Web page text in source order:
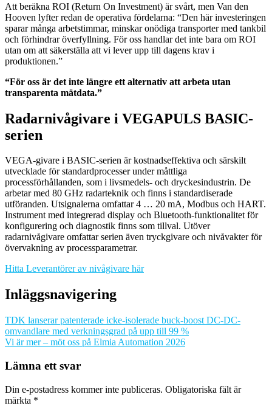
Att beräkna ROI (Return On Investment) är svårt, men Van den
Hooven lyfter redan de operativa fördelarna: “Den här investeringen
sparar många arbetstimmar, minskar onödiga transporter med tankbil
och förhindrar överfyllning. För oss handlar det inte bara om ROI
utan om att säkerställa att vi lever upp till dagens krav i
produktionen.”
“För oss är det inte längre ett alternativ att arbeta utan
transparenta mätdata.”
Radarnivågivare i VEGAPULS BASIC-
serien
VEGA-givare i BASIC-serien är kostnadseffektiva och särskilt
utvecklade för standardprocesser under måttliga
processförhållanden, som i livsmedels- och dryckesindustrin. De
arbetar med 80 GHz radarteknik och finns i standardiserade
utföranden. Utsignalerna omfattar 4 … 20 mA, Modbus och HART.
Instrument med integrerad display och Bluetooth-funktionalitet för
konfigurering och diagnostik finns som tillval. Utöver
radarnivågivare omfattar serien även tryckgivare och nivåvakter för
övervakning av processparametrar.
Hitta Leverantörer av nivågivare här
Inläggsnavigering
TDK lanserar patenterade icke-isolerade buck-boost DC-DC-
omvandlare med verkningsgrad på upp till 99 %
Vi är mer – möt oss på Elmia Automation 2026
Lämna ett svar
Din e-postadress kommer inte publiceras. Obligatoriska fält är
märkta *